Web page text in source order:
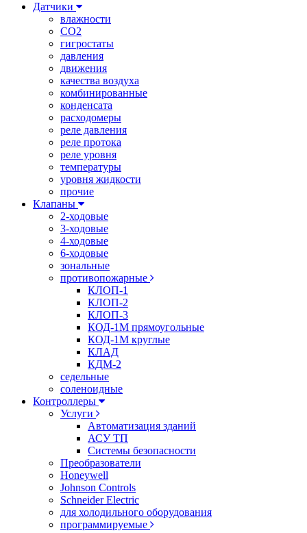
Датчики
влажности
CO2
гигростаты
давления
движения
качества воздуха
комбинированные
конденсата
расходомеры
реле давления
реле протока
реле уровня
температуры
уровня жидкости
прочие
Клапаны
2-ходовые
3-ходовые
4-ходовые
6-ходовые
зональные
противопожарные
КЛОП-1
КЛОП-2
КЛОП-3
КОД-1М прямоугольные
КОД-1М круглые
КЛАД
КДМ-2
седельные
соленоидные
Контроллеры
Услуги
Автоматизация зданий
АСУ ТП
Системы безопасности
Преобразователи
Honeywell
Johnson Controls
Schneider Electric
для холодильного оборудования
программируемые